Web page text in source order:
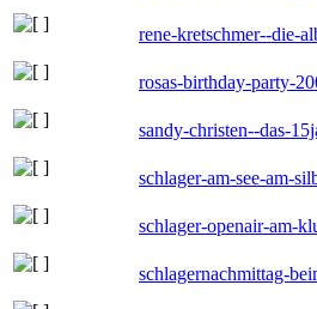
rene-kretschmer--die-
rosas-birthday-party-
sandy-christen--das-
schlager-am-see-am-
schlager-openair-am-
schlagernachmittag-